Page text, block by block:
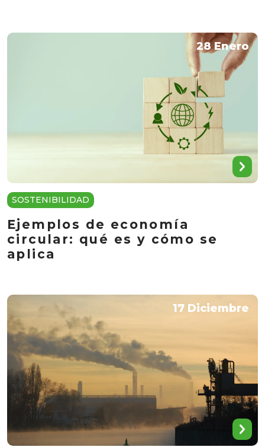
28 Enero
SOSTENIBILIDAD
Ejemplos de economía
circular: qué es y cómo se
aplica
17 Diciembre